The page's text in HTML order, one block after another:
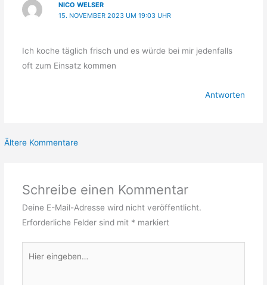
NICO WELSER
15. NOVEMBER 2023 UM 19:03 UHR
Ich koche täglich frisch und es würde bei mir jedenfalls
oft zum Einsatz kommen
Antworten
Neuere
Ältere Kommentare
Schreibe einen Kommentar
Deine E-Mail-Adresse wird nicht veröffentlicht.
Erforderliche Felder sind mit * markiert
eingeben…